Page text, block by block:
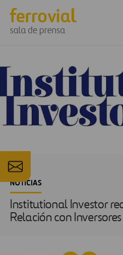
sala de prensa
NOTICIAS
Institutional Investor
Relación con Inversores